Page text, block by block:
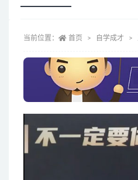
当前位置： 首页 自学成才